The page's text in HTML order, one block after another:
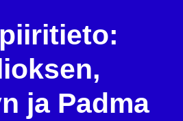
ja Padma